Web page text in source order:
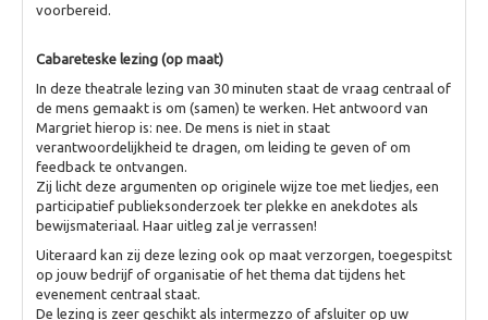
voorbereid.
Cabareteske lezing (op maat)
In deze theatrale lezing van 30 minuten staat de vraag centraal of
de mens gemaakt is om (samen) te werken. Het antwoord van
Margriet hierop is: nee. De mens is niet in staat
verantwoordelijkheid te dragen, om leiding te geven of om
feedback te ontvangen.
Zij licht deze argumenten op originele wijze toe met liedjes, een
participatief publieksonderzoek ter plekke en anekdotes als
bewijsmateriaal. Haar uitleg zal je verrassen!
Uiteraard kan zij deze lezing ook op maat verzorgen, toegespitst
op jouw bedrijf of organisatie of het thema dat tijdens het
evenement centraal staat.
De lezing is zeer geschikt als intermezzo of afsluiter op uw